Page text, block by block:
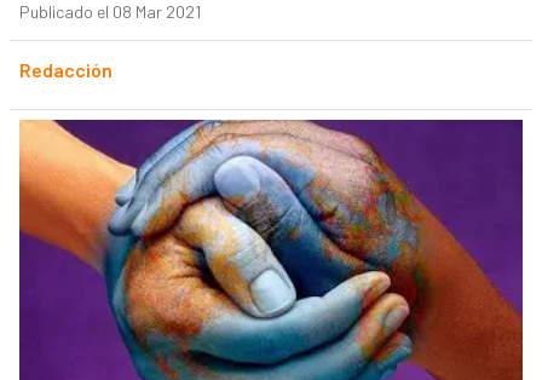
Publicado el 08 Mar 2021
Redacción